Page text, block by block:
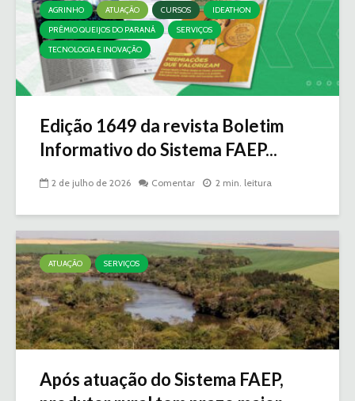
AGRINHO ATUAÇÃO CURSOS
IDEATHON
PRÊMIO QUEIJOS DO PARANÁ
SERVIÇOS
TECNOLOGIA E INOVAÇÃO
Edição 1649 da revista Boletim
Informativo do Sistema FAEP...
2 de julho de 2026 Comentar 2 min. leitura
ATUAÇÃO SERVIÇOS
Após atuação do Sistema FAEP,